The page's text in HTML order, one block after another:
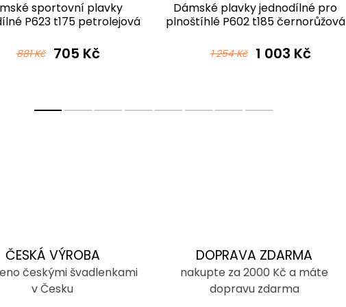
sportovní plavky
P623 t175 petrolejová
881 Kč 705 Kč
Dámské plavky jednodílné pro
plnoštíhlé P602 t185 černorůžová
1 254 Kč 1 003 Kč
ČESKÁ VÝROBA
českými švadlenkami
v Česku
DOPRAVA ZDARMA
nakupte za 2000 Kč a máte
dopravu zdarma